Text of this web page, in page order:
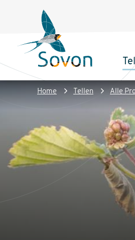
inhoud
Sovon
Homepage
Kruimelpad
Home Tellen Alle